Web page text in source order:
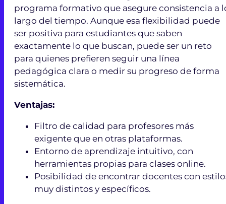
programa formativo que asegure consistencia a
largo del tiempo. Aunque esa flexibilidad puede
ser positiva para estudiantes que saben
exactamente lo que buscan, puede ser un reto
para quienes prefieren seguir una línea
pedagógica clara o medir su progreso de forma
sistemática.
Ventajas:
Filtro de calidad para profesores más
exigente que en otras plataformas.
Entorno de aprendizaje intuitivo, con
herramientas propias para clases online.
Posibilidad de encontrar docentes con
muy distintos y específicos.